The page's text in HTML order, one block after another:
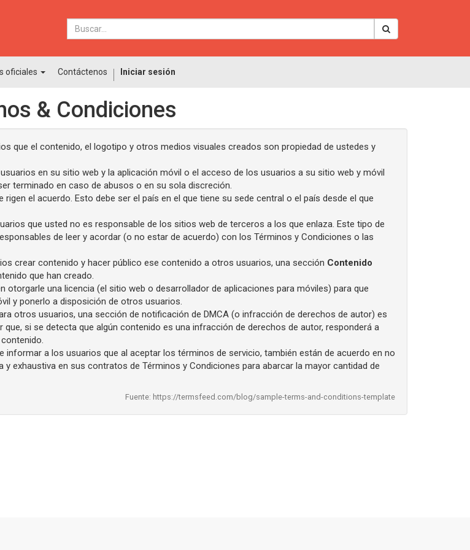
oficiales Contáctenos Iniciar sesión
& Condiciones
que el contenido, el logotipo y otros medios visuales creados son propiedad de ustedes y
en su sitio web y la aplicación móvil o el acceso de los usuarios a su sitio web y móvil
terminado en caso de abusos o en su sola discreción.
el acuerdo. Esto debe ser el país en el que tiene su sede central o el país desde el que
que usted no es responsable de los sitios web de terceros a los que enlaza. Este tipo de
de leer y acordar (o no estar de acuerdo) con los Términos y Condiciones o las
crear contenido y hacer público ese contenido a otros usuarios, una sección Contenido
que han creado.
otorgarle una licencia (el sitio web o desarrollador de aplicaciones para móviles) para que
y ponerlo a disposición de otros usuarios.
otros usuarios, una sección de notificación de DMCA (o infracción de derechos de autor) es
si se detecta que algún contenido es una infracción de derechos de autor, responderá a
informar a los usuarios que al aceptar los términos de servicio, también están de acuerdo en no
exhaustiva en sus contratos de Términos y Condiciones para abarcar la mayor cantidad de
Fuente: https://termsfeed.com/blog/sample-terms-and-conditions-template